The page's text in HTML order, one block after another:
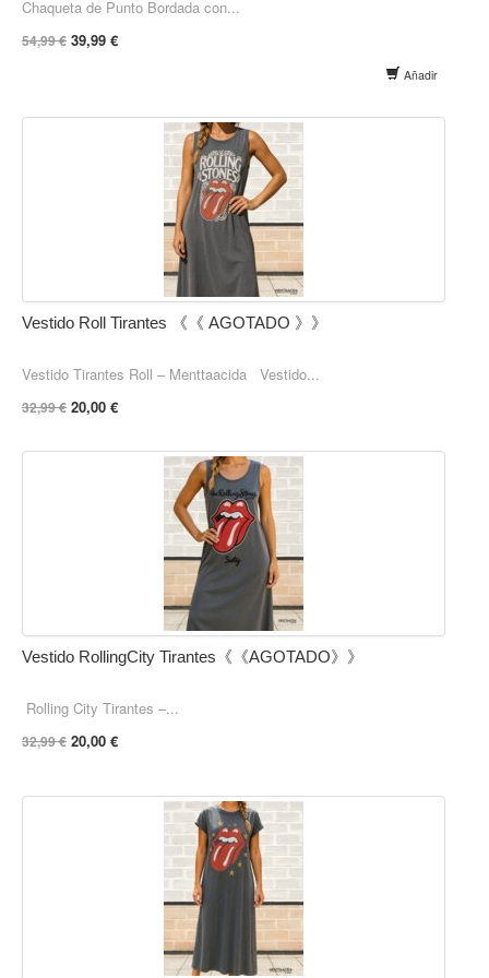
Chaqueta de Punto Bordada con...
54,99 € 39,99 €
Añadir
Vestido Roll Tirantes 《《 AGOTADO 》》
Vestido Tirantes Roll – Menttaacida Vestido...
32,99 € 20,00 €
Vestido RollingCity Tirantes《《AGOTADO》》
Rolling City Tirantes –...
32,99 € 20,00 €